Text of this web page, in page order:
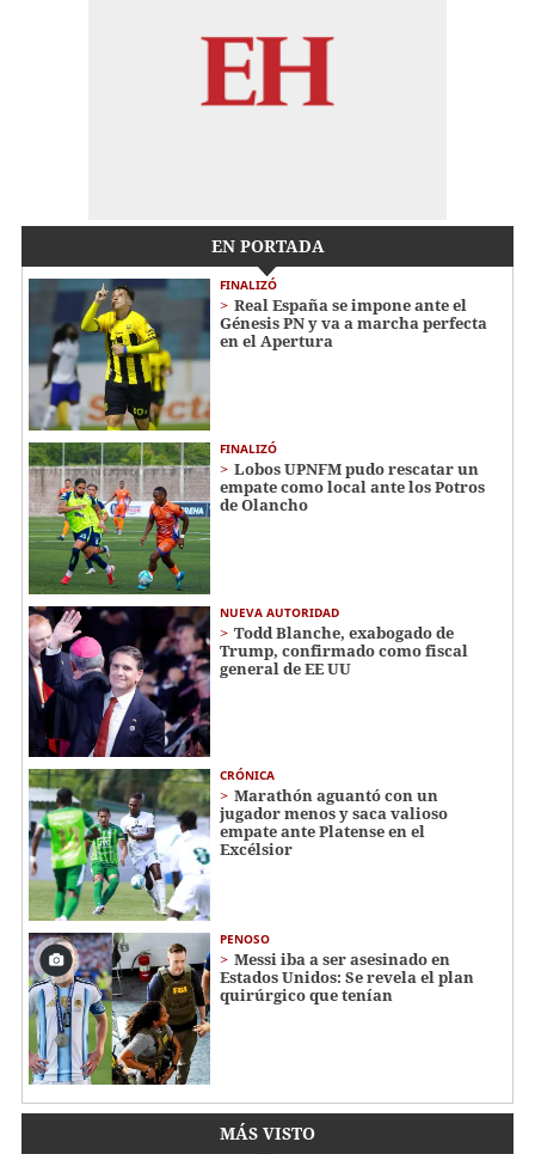
EN PORTADA
FINALIZÓ
Real España se impone ante el
Génesis PN y va a marcha perfecta
en el Apertura
FINALIZÓ
Lobos UPNFM pudo rescatar un
empate como local ante los Potros
de Olancho
NUEVA AUTORIDAD
Todd Blanche, exabogado de
Trump, confirmado como fiscal
general de EE UU
CRÓNICA
Marathón aguantó con un
jugador menos y saca valioso
empate ante Platense en el
Excélsior
PENOSO
Messi iba a ser asesinado en
Estados Unidos: Se revela el plan
quirúrgico que tenían
MÁS VISTO